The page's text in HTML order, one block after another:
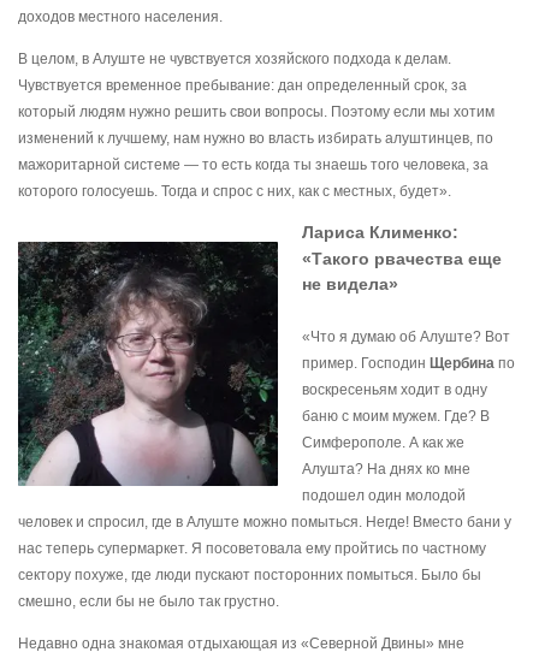
доходов местного населения.
В целом, в Алуште не чувствуется хозяйского подхода к делам.
Чувствуется временное пребывание: дан определенный срок, за
который людям нужно решить свои вопросы. Поэтому если мы хотим
изменений к лучшему, нам нужно во власть избирать алуштинцев, по
мажоритарной системе — то есть когда ты знаешь того человека, за
которого голосуешь. Тогда и спрос с них, как с местных, будет».
Лариса Клименко:
«Такого рвачества еще
не видела»
«Что я думаю об Алуште? Вот
пример. Господин Щербина по
воскресеньям ходит в одну
баню с моим мужем. Где? В
Симферополе. А как же
Алушта? На днях ко мне
подошел один молодой
человек и спросил, где в Алуште можно помыться. Негде! Вместо бани у
нас теперь супермаркет. Я посоветовала ему пройтись по частному
сектору похуже, где люди пускают посторонних помыться. Было бы
смешно, если бы не было так грустно.
Недавно одна знакомая отдыхающая из «Северной Двины» мне